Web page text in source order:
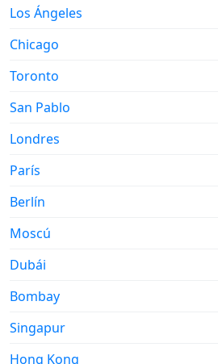
Los Ángeles
Chicago
Toronto
San Pablo
Londres
París
Berlín
Moscú
Dubái
Bombay
Singapur
Hong Kong